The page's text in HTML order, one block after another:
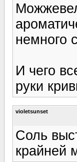
немного
И чего
руки
violetsunset
Соль
крайней